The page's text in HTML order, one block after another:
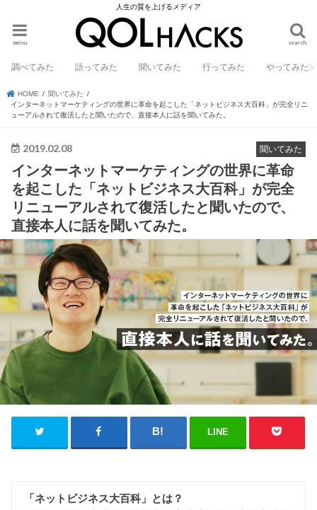
人生の質を上げるメディア
search
menu
調べてみた 語ってみた 聞いてみた 行ってみた やってみた
HOME
聞いてみた
インターネットマーケティングの世界に革命を起こした「ネットビジネス大百科」が完全リニ
ューアルされて復活したと聞いたので、直接本人に話を聞いてみた。
聞いてみた
2019.02.08
インターネットマーケティングの世界に革命
を起こした「ネットビジネス大百科」が完全
リニューアルされて復活したと聞いたので、
直接本人に話を聞いてみた。
LINE
「ネットビジネス大百科」とは？